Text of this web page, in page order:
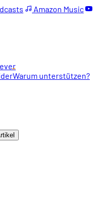
Amazon Music
Warum unterstützen?